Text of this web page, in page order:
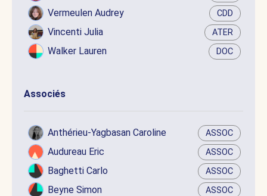
Vermeulen Audrey CDD
Vincenti Julia ATER
Walker Lauren DOC
Associés
Anthérieu-Yagbasan Caroline ASSOC
Audureau Eric ASSOC
Baghetti Carlo ASSOC
Beyne Simon ASSOC